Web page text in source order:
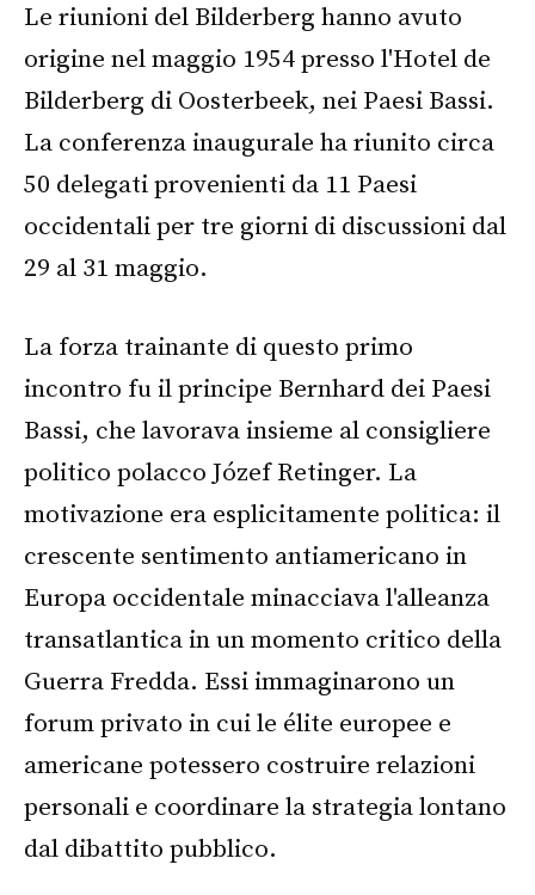
Le riunioni del Bilderberg hanno avuto
origine nel maggio 1954 presso l'Hotel de
Bilderberg di Oosterbeek, nei Paesi Bassi.
La conferenza inaugurale ha riunito circa
50 delegati provenienti da 11 Paesi
occidentali per tre giorni di discussioni dal
29 al 31 maggio.
La forza trainante di questo primo
incontro fu il principe Bernhard dei Paesi
Bassi, che lavorava insieme al consigliere
politico polacco Józef Retinger. La
motivazione era esplicitamente politica: il
crescente sentimento antiamericano in
Europa occidentale minacciava l'alleanza
transatlantica in un momento critico della
Guerra Fredda. Essi immaginarono un
forum privato in cui le élite europee e
americane potessero costruire relazioni
personali e coordinare la strategia lontano
dal dibattito pubblico.